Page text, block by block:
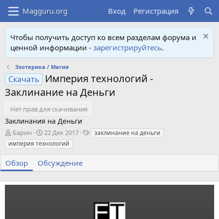
Вход Регистрация
Чтобы получить доступ ко всем разделам форума и
ценной информации - зарегистрируйтесь.
Эзотерика / Магия
Скачать
Империя технологий -
Заклинание на Деньги
Нет прав для скачивания
Заклинания на Деньги
А
в
т
о
р
Барин
Д
а
т
а
с
з
22 Дек 2017
Т заклинание на деньги
империя технологий
Обзор Обсуждение